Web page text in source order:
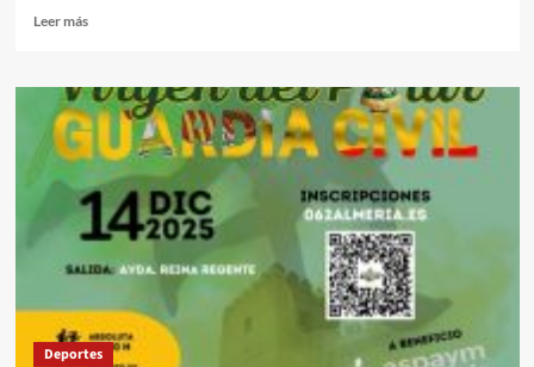
Leer másLeer
Jesús
Castelar
y
María
Gádor
Cabrera
ganan
la
II
Solidaria
Guardia
Civil
Deportes